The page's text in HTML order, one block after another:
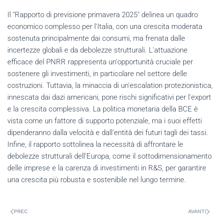
Il "Rapporto di previsione primavera 2025" delinea un quadro
economico complesso per l'Italia, con una crescita moderata
sostenuta principalmente dai consumi, ma frenata dalle
incertezze globali e da debolezze strutturali. L'attuazione
efficace del PNRR rappresenta un'opportunità cruciale per
sostenere gli investimenti, in particolare nel settore delle
costruzioni. Tuttavia, la minaccia di un'escalation protezionistica,
innescata dai dazi americani, pone rischi significativi per l'export
e la crescita complessiva. La politica monetaria della BCE è
vista come un fattore di supporto potenziale, ma i suoi effetti
dipenderanno dalla velocità e dall'entità dei futuri tagli dei tassi.
Infine, il rapporto sottolinea la necessità di affrontare le
debolezze strutturali dell'Europa, come il sottodimensionamento
delle imprese e la carenza di investimenti in R&S, per garantire
una crescita più robusta e sostenibile nel lungo termine.
PREC AVANTI